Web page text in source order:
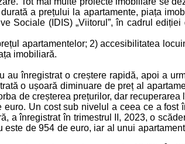
a prețului la apartamente, piața
Sociale (IDIS) „Viitorul”, în cadrul
apartamentelor; 2) accesibilitatea
imobiliară.
înregistrat o creștere rapidă, apoi a
o ușoară diminuare de preț al
de creșterea prețurilor, dar
Un cost sub nivelul a ceea ce a
a înregistrat în trimestrul II, 2023, o
de 954 de euro, iar al unui